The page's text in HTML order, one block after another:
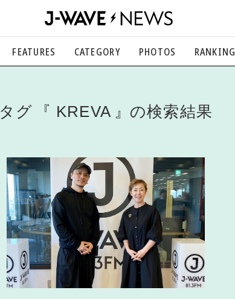
FEATURES CATEGORY
映画、芸能、舞台、スポーツなど
ライフスタイル
食、健康、美容…暮らし豊かに
社会
国内、海外の気になるトピック
PHOTOS RANKING
タグ KREVA の検索結果